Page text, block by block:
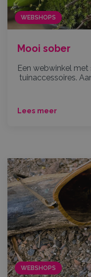
WEBSHOPS
Mooi sober
Een webwinkel
tuinaccessoires.
Lees meer
WEBSHOPS